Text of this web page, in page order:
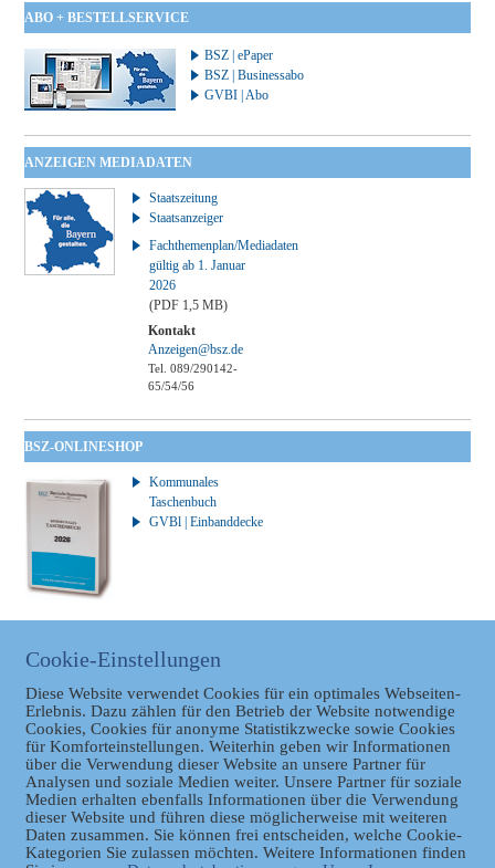
ABO + BESTELLSERVICE
BSZ | ePaper
BSZ | Businessabo
GVBI | Abo
ANZEIGEN MEDIADATEN
Staatszeitung
Staatsanzeiger
Fachthemenplan/Mediadaten
gültig ab 1. Januar
2026
(PDF 1,5 MB)
Kontakt
Anzeigen@bsz.de
Tel. 089/290142-
65/54/56
BSZ-ONLINESHOP
Kommunales
Taschenbuch
GVBl | Einbanddecke
BAYERISCHER LANDTAG
Link zum Bayerischen
Landtag
Datenschutz
Cookie-Einstellungen
Diese Website verwendet Cookies für ein optimales Webseiten-
Erlebnis. Dazu zählen für den Betrieb der Website notwendige
Cookies, Cookies für anonyme Statistikzwecke sowie Cookies
für Komforteinstellungen. Weiterhin geben wir Informationen
über die Verwendung dieser Website an unsere Partner für
Analysen und soziale Medien weiter. Unsere Partner für soziale
Medien erhalten ebenfalls Informationen über die Verwendung
dieser Website und führen diese möglicherweise mit weiteren
Daten zusammen. Sie können frei entscheiden, welche Cookie-
Kategorien Sie zulassen möchten. Weitere Informationen finden